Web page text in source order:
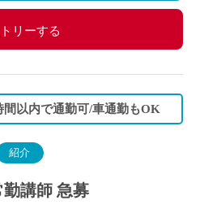
リーする
以内で通勤可/車通勤もOK
紹介
講師 急募